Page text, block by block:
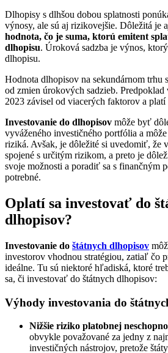
Dlhopisy s dlhšou dobou splatnosti
výnosy, ale sú aj rizikovejšie. Dôležitá je
hodnota, čo je suma, ktorú emitent
dlhopisu. Úroková sadzba je výnos,
dlhopisu.
Hodnota dlhopisov na sekundárnom trhu
od zmien úrokových sadzieb.
2023 závisel od viacerých faktorov a platí
Investovanie do dlhopisov môže byť
vyváženého investičného portfólia a
riziká. Avšak, je dôležité si uvedomiť, že
spojené s určitým rizikom, a preto je
svoje možnosti a poradiť sa s finančným
potrebné.
Oplatí sa investovať do
dlhopisov?
Investovanie do štátnych dlhopisov
investorov vhodnou stratégiou, zatiaľ čo
ideálne. Tu sú niektoré hľadiská, ktoré
sa, či investovať do štátnych dlhopisov:
Výhody investovania do
Nižšie riziko platobnej
obvykle považované za jedny z
investičných nástrojov, pretože